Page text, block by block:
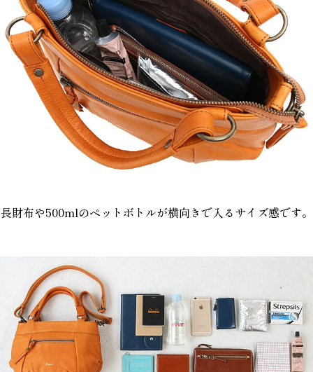
長財布や500mlのペットボトルが横向きで入るサイズ感です。